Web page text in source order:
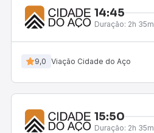
14:45
Duração: 2h 35m
9,0 Viação Cidade do Aço
15:50
Duração: 2h 35m